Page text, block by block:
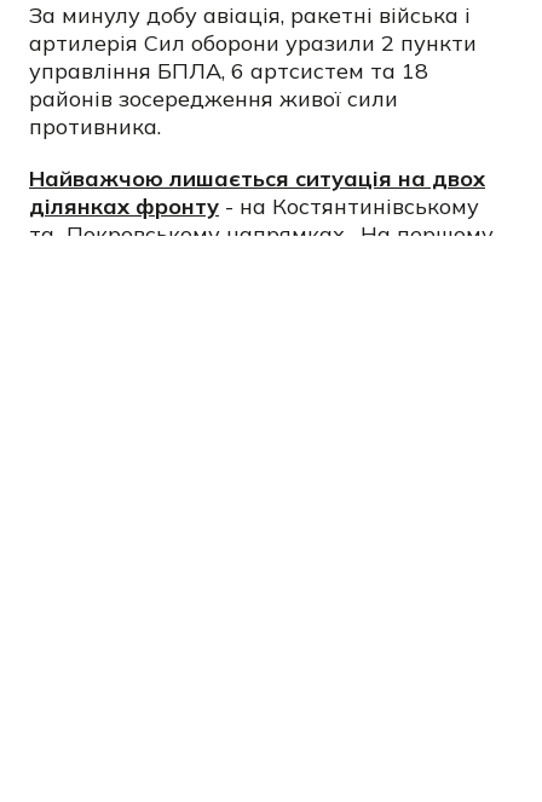
За минулу добу авіація, ракетні війська і
артилерія Сил оборони уразили 2 пункти
управління БПЛА, 6 артсистем та 18
районів зосередження живої сили
противника.
Найважчою лишається ситуація на двох
ділянках фронту - на Костянтинівському
та Покровському напрямках. На першому